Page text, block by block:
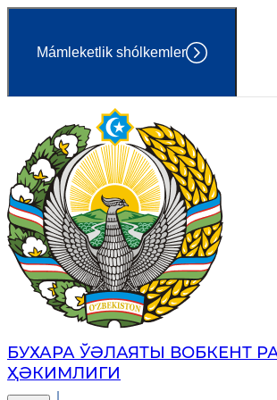
Mámleketlik shólkemler
БУХАРА ЎӘЛАЯТЫ ВОБКЕНТ
ҲӘКИМЛИГИ